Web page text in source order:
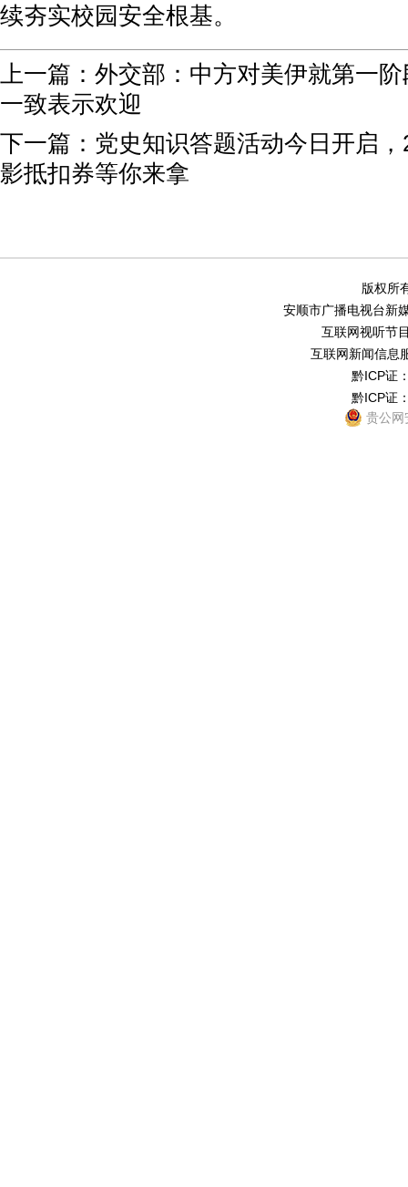
续夯实校园安全根基。
上一篇： 外交部：中方对美伊就第一
一致表示欢迎
下一篇： 党史知识答题活动今日开启
影抵扣券等你来拿
版权所
安顺市广播电视台新
互联网视听节
互联网新闻信息
黔ICP证
黔ICP证
贵公